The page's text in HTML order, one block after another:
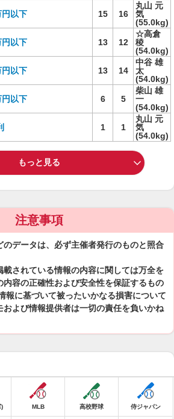
以下 15 16
丸山 元
気
(55.0kg)
以下 13 12
☆高倉
稜
(54.0kg)
以下 13 14
中谷 雄
太
(54.0kg)
以下 6 5
柴山 雄
一
(54.0kg)
1 1
丸山 元
気
(54.0kg)
もっと見る
注意事項
データは、必ず主催者発行のものと照合
されている情報の内容に関しては万全を
容の正確性および安全性を保証するもの
報に基づいて被ったいかなる損害について
および情報提供者は一切の責任を負いかね
) MLB 高校野球 侍ジャパン